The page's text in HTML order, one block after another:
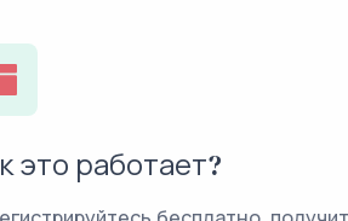
это работает?